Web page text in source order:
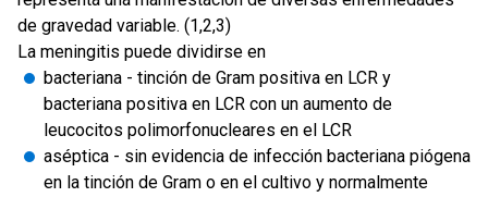
de gravedad variable. (1,2,3)
La meningitis puede dividirse en
bacteriana - tinción de Gram positiva en LCR y
bacteriana positiva en LCR con un aumento de
leucocitos polimorfonucleares en el LCR
aséptica - sin evidencia de infección bacteriana piógena
en la tinción de Gram o en el cultivo y normalmente